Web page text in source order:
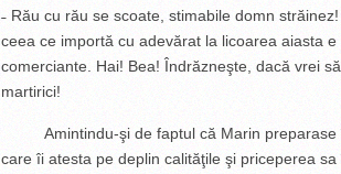
˗ Rău cu rău se scoate, stimabile domn
ceea ce importă cu adevărat la licoarea aiasta
comerciante. Hai! Bea! Îndrăzneşte, dacă vrei
martirici!
Amintindu-şi de faptul că Marin preparase
care îi atesta pe deplin calităţile şi priceperea